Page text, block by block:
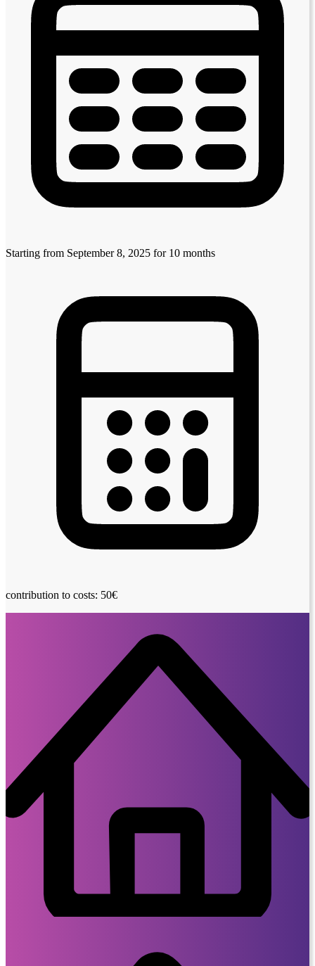
Starting from September 8, 2025 for 10 months
contribution to costs: 50€